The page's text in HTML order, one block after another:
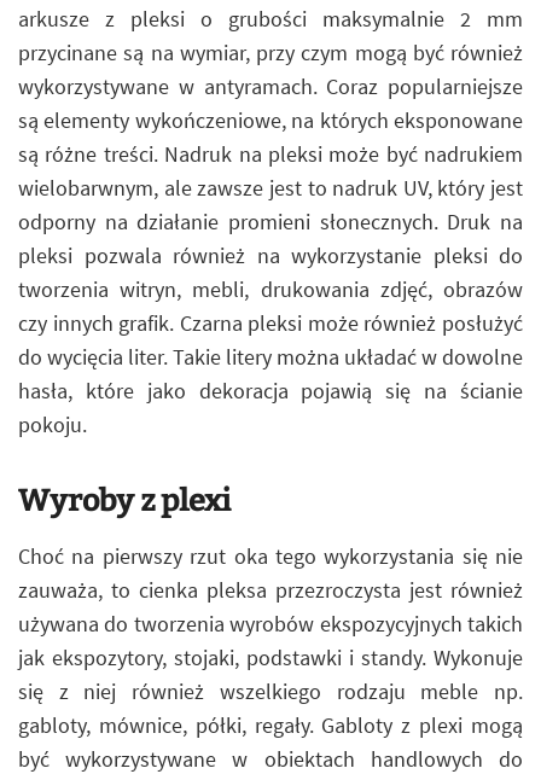
arkusze z pleksi o grubości maksymalnie 2 mm
przycinane są na wymiar, przy czym mogą być również
wykorzystywane w antyramach. Coraz popularniejsze
są elementy wykończeniowe, na których eksponowane
są różne treści. Nadruk na pleksi może być nadrukiem
wielobarwnym, ale zawsze jest to nadruk UV, który jest
odporny na działanie promieni słonecznych. Druk na
pleksi pozwala również na wykorzystanie pleksi do
tworzenia witryn, mebli, drukowania zdjęć, obrazów
czy innych grafik. Czarna pleksi może również posłużyć
do wycięcia liter. Takie litery można układać w dowolne
hasła, które jako dekoracja pojawią się na ścianie
pokoju.
Wyroby z plexi
Choć na pierwszy rzut oka tego wykorzystania się nie
zauważa, to cienka pleksa przezroczysta jest również
używana do tworzenia wyrobów ekspozycyjnych takich
jak ekspozytory, stojaki, podstawki i standy. Wykonuje
się z niej również wszelkiego rodzaju meble np.
gabloty, mównice, półki, regały. Gabloty z plexi mogą
być wykorzystywane w obiektach handlowych do